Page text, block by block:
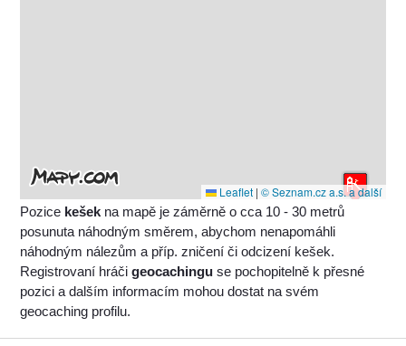
Leaflet | © Seznam.cz a.s. a další
Pozice kešek na mapě je záměrně o cca 10 - 30 metrů
posunuta náhodným směrem, abychom nenapomáhli
náhodným nálezům a příp. zničení či odcizení kešek.
Registrovaní hráčigeocachingu se pochopitelně k přesné
pozici a dalším informacím mohou dostat na svém
geocaching profilu.